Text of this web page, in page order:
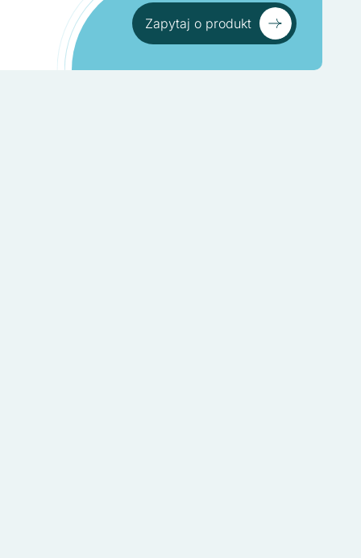
Zapytaj o produkt
i analizować ruch
od Ciebie lub